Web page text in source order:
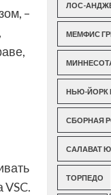
–
ЛОС-
МЕМФИС
НЬЮ-ЙОРК
СБОРНАЯ
САЛАВАТ
ТОРПЕДО